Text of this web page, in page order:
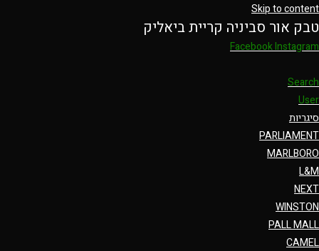
Skip to content
טבק אור סביניה קריית ביאליק
FacebookInstagram
Search
User
סיגריות
PARLIAMENT
MARLBORO
L&M
NEXT
WINSTON
PALL MALL
CAMEL